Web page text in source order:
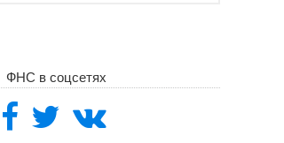
ФНС в соцсетях